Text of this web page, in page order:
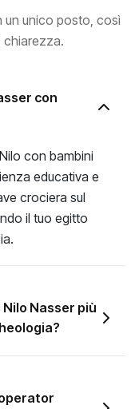
un unico posto, così
chiarezza.
con
con bambini
educativa e
crociera sul
il tuo egitto
Nasser più